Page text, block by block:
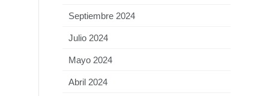
Septiembre 2024
Julio 2024
Mayo 2024
Abril 2024